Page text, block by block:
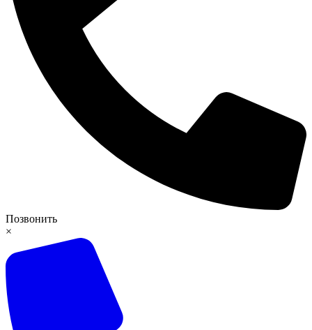
Позвонить
×